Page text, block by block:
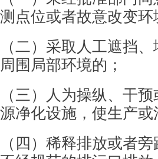
测点位或者故意改变
（二）采取人工遮挡
周围局部环境的；
（三）人为操纵、干
源净化设施，使生产
（四）稀释排放或者